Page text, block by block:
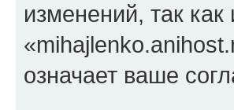
изменений, так
означает ваше